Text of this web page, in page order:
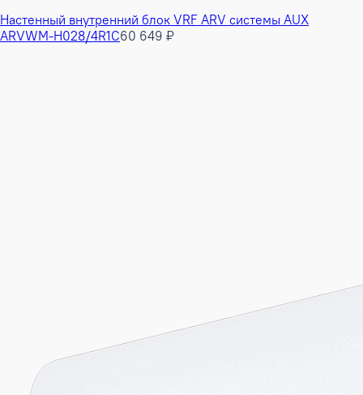
Настенный внутренний блок VRF ARV системы AUX
ARVWM-H028/4R1C60 649 ₽